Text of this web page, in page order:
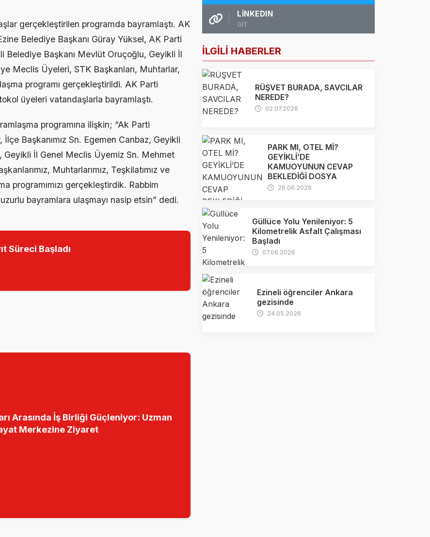
Mesajı: Erken Tanı Hayat Kurtarır
Otomotiv Sektörünü Yerinde İnceledi
Eğitimi İçin Kayıtlar Açıldı
gerçekleştirilen programda bayramlaştı. AK
Belediye Başkanı Güray Yüksel, AK Parti
Belediye Başkanı Mevlüt Oruçoğlu, Geyikli İl
Meclis Üyeleri, STK Başkanları, Muhtarlar,
programı gerçekleştirildi. AK Parti
üyeleri vatandaşlarla bayramlaştı.
programına ilişkin; “Ak Parti
Başkanımız Sn. Egemen Canbaz, Geyikli
Geyikli İl Genel Meclis Üyemiz Sn. Mehmet
Muhtarlarımız, Teşkilatımız ve
programımızı gerçekleştirdik. Rabbim
bayramlara ulaşmayı nasip etsin” dedi.
Süreci Başladı
Arasında İş Birliği Güçleniyor: Uzman
Merkezine Ziyaret
LINKEDIN
GİT
İLGİLİ HABERLER
RÜŞVET BURADA, SAVCILAR
NEREDE?
02.07.2026
PARK MI, OTEL Mİ?
GEYİKLİ’DE
KAMUOYUNUN CEVAP
BEKLEDİĞİ DOSYA
26.06.2026
Güllüce Yolu Yenileniyor: 5
Kilometrelik Asfalt Çalışması
Başladı
07.06.2026
Ezineli öğrenciler Ankara
gezisinde
24.05.2026